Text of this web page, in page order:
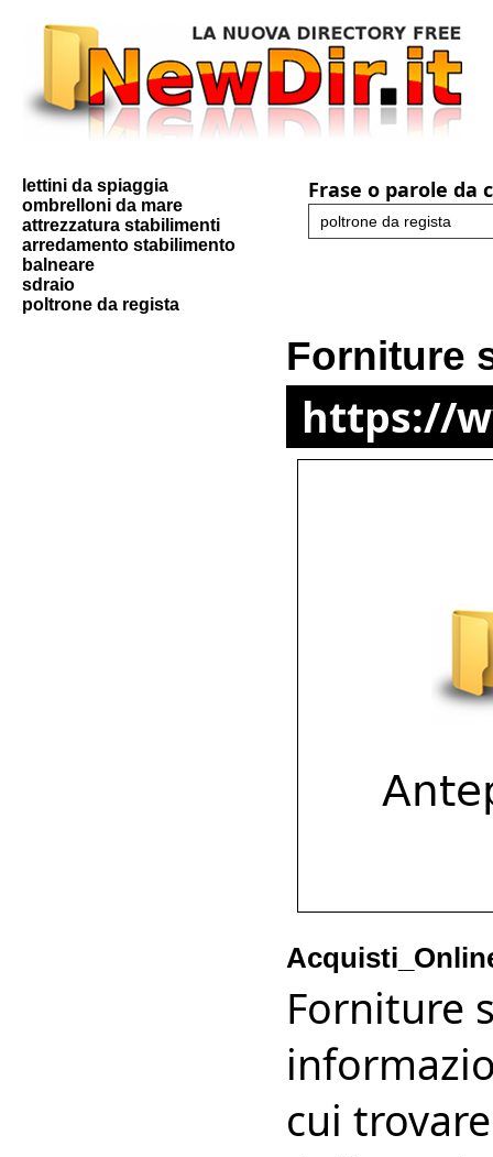
lettini da spiaggia
ombrelloni da mare
attrezzatura stabilimenti
arredamento stabilimento
balneare
sdraio
poltrone da regista
Frase o parole da
Forniture
https://
Forniture
cui